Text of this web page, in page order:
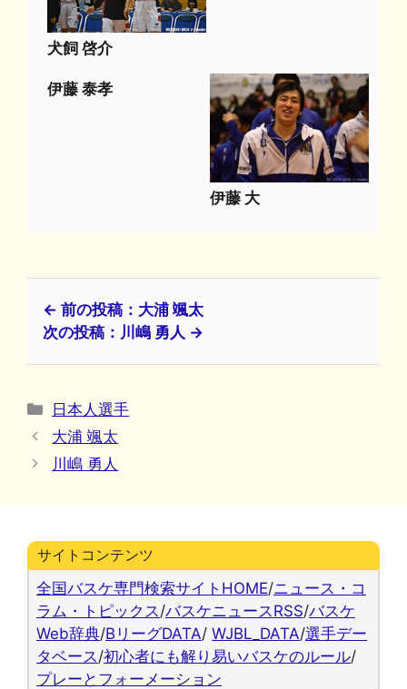
犬飼 啓介
伊藤 泰孝
伊藤 大
← 前の投稿：大浦 颯太
次の投稿：川嶋 勇人 →
カ
テ
リ
日本人選手
大浦 颯太
川嶋 勇人
サイトコンテンツ
全国バスケ専門検索サイトHOME/ニュース・コ
ラム・トピックス /バスケニュースRSS/バスケ
Web辞典/BリーグDATA/ WJBL_DATA/選手デー
タベース /初心者にも解り易いバスケのルール/
プレーとフォーメーション